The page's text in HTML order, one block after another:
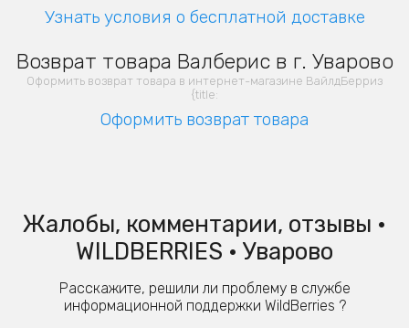
Узнать условия о бесплатной доставке
Возврат товара Валберис в г. Уварово
Оформить возврат товара в интернет-магазине ВайлдБерриз
{title:
Оформить возврат товара
Жалобы, комментарии, отзывы •
WILDBERRIES • Уварово
Расскажите, решили ли проблему в службе
информационной поддержки WildBerries ?